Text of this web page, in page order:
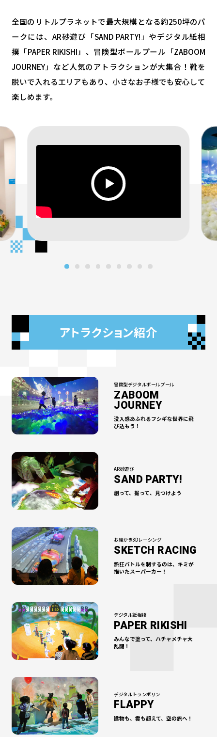
全国のリトルプラネットで最大規模となる約250坪のパ
ークには、AR砂遊び「SAND PARTY!」やデジタル紙相
撲「PAPER RIKISHI」、冒険型ボールプール「ZABOOM
JOURNEY」など人気のアトラクションが大集合！靴を
脱いで入れるエリアもあり、小さなお子様でも安心して
楽しめます。
アトラクション紹介
冒険型デジタルボールプール
ZABOOM
JOURNEY
没入感あふれるフシギな世界に飛
び込もう！
AR砂遊び
SAND PARTY!
創って、掘って、 見つけよう
お絵かき3Dレーシング
SKETCH RACING
熱狂バトルを制するのは、 キミが
描いたスーパーカー！
デジタル紙相撲
PAPER RIKISHI
みんなで塗って、 ハチャメチャ大
乱闘！
デジタルトランポリン
FLAPPY
建物も、雲も超えて、空の旅へ！